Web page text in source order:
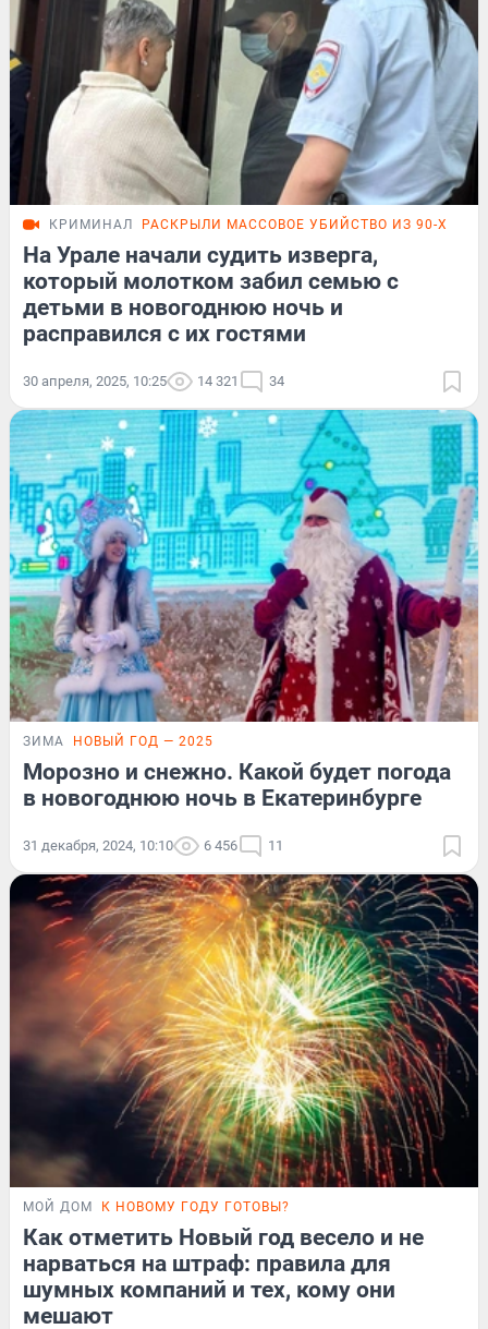
КРИМИНАЛ РАСКРЫЛИ МАССОВОЕ УБИЙСТВО ИЗ 90-Х
На Урале начали судить изверга,
который молотком забил семью с
детьми в новогоднюю ночь и
расправился с их гостями
30 апреля, 2025, 10:25 14 321 34
ЗИМА НОВЫЙ ГОД — 2025
Морозно и снежно. Какой будет погода
в новогоднюю ночь в Екатеринбурге
31 декабря, 2024, 10:10 6 456 11
МОЙ ДОМ К НОВОМУ ГОДУ ГОТОВЫ?
Как отметить Новый год весело и не
нарваться на штраф: правила для
шумных компаний и тех, кому они
мешают